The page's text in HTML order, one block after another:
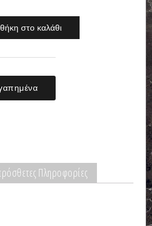
στο καλάθι
Πληροφορίες